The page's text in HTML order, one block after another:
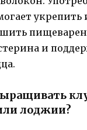
и
лоджии?